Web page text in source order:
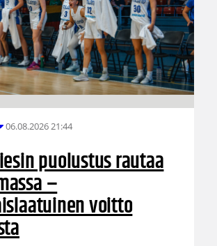
06.08.2026 21:44
puolustus rautaa
–
voitto